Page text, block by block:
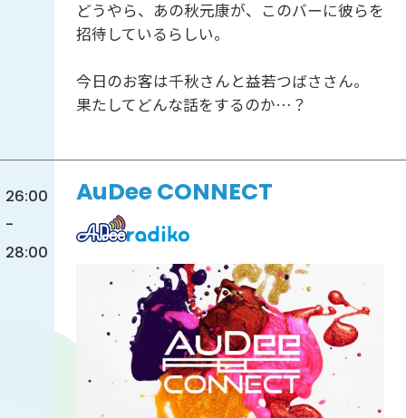
どうやら、あの秋元康が、このバーに彼らを
招待しているらしい。
今日のお客は千秋さんと益若つばささん。
果たしてどんな話をするのか…？
26:00
-
28:00
AuDee CONNECT